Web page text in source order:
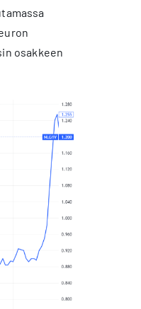
osakkeen